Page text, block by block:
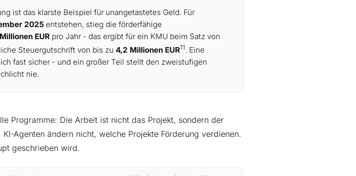
ist das klarste Beispiel für unangetastetes Geld. Für
2025 entstehen, stieg die förderfähige
EUR pro Jahr - das ergibt für ein KMU beim Satz von
Steuergutschrift von bis zu 4,2 Millionen EUR11. Eine
fast sicher - und ein großer Teil stellt den zweistufigen
nie.
Programme: Die Arbeit ist nicht das Projekt, sondern der
Agenten ändern nicht, welche Projekte Förderung verdienen.
geschrieben wird.